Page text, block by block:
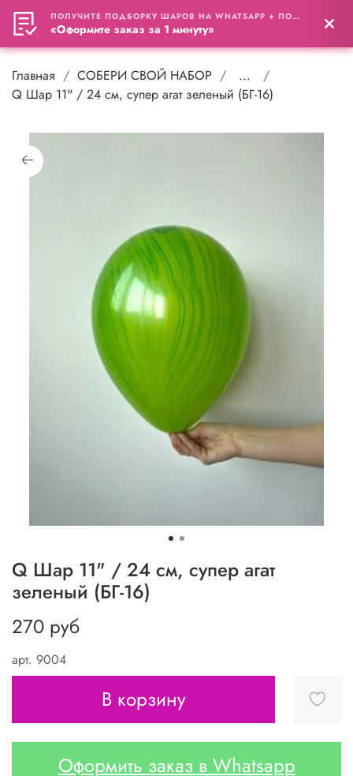
0
Главная СОБЕРИ СВОЙ НАБОР
...
Q Шар 11" / 24 см, супер агат зеленый (БГ-16)
арт. 9004
Q Шар 11" / 24 см, супер агат
зеленый (БГ-16)
270 руб
В корзину
Оформить заказ в Whatsapp
ПОЛУЧИТЕ ПОДБОРКУ ШАРОВ НА WHATSAPP + ПОДАРОК
«Оформите заказ за 1 минуту»